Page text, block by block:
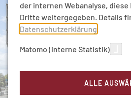
der internen Webanalyse,
Dritte weitergegeben. Details
Datenschutzerklärung
Matomo (interne Statistik)
ALLE